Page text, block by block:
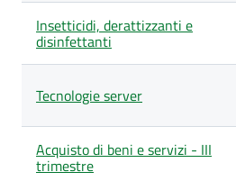
Insetticidi, derattizzanti e
disinfettanti
Tecnologie server
Acquisto di beni e servizi - III
trimestre